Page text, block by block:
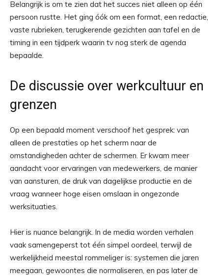
Belangrijk is om te zien dat het succes niet alleen op één
persoon rustte. Het ging óók om een format, een redactie,
vaste rubrieken, terugkerende gezichten aan tafel en de
timing in een tijdperk waarin tv nog sterk de agenda
bepaalde.
De discussie over werkcultuur en
grenzen
Op een bepaald moment verschoof het gesprek: van
alleen de prestaties op het scherm naar de
omstandigheden achter de schermen. Er kwam meer
aandacht voor ervaringen van medewerkers, de manier
van aansturen, de druk van dagelijkse productie en de
vraag wanneer hoge eisen omslaan in ongezonde
werksituaties.
Hier is nuance belangrijk. In de media worden verhalen
vaak samengeperst tot één simpel oordeel, terwijl de
werkelijkheid meestal rommeliger is: systemen die jaren
meegaan, gewoontes die normaliseren, en pas later de